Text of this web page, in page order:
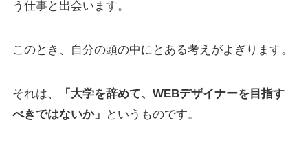
う仕事と出会います。
このとき、自分の頭の中にとある考えがよぎります。
それは、
「大学を辞めて、WEBデザイナーを目指す
べきではないか」
というものです。